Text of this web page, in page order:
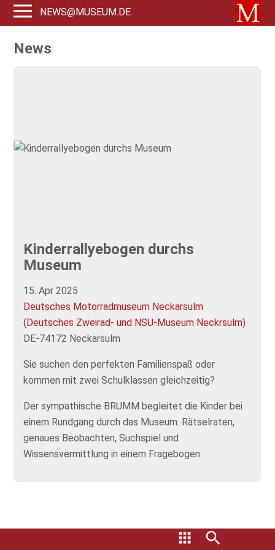
NEWS@MUSEUM.DE
News
Kinderrallyebogen durchs
Museum
15. Apr 2025
Deutsches Motorradmuseum Neckarsulm
(Deutsches Zweirad- und NSU-Museum Neckrsulm)
DE-74172 Neckarsulm
Sie suchen den perfekten Familienspaß oder
kommen mit zwei Schulklassen gleichzeitig?
Der sympathische BRUMM begleitet die Kinder bei
einem Rundgang durch das Museum. Rätselraten,
genaues Beobachten, Suchspiel und
Wissensvermittlung in einem Fragebogen.